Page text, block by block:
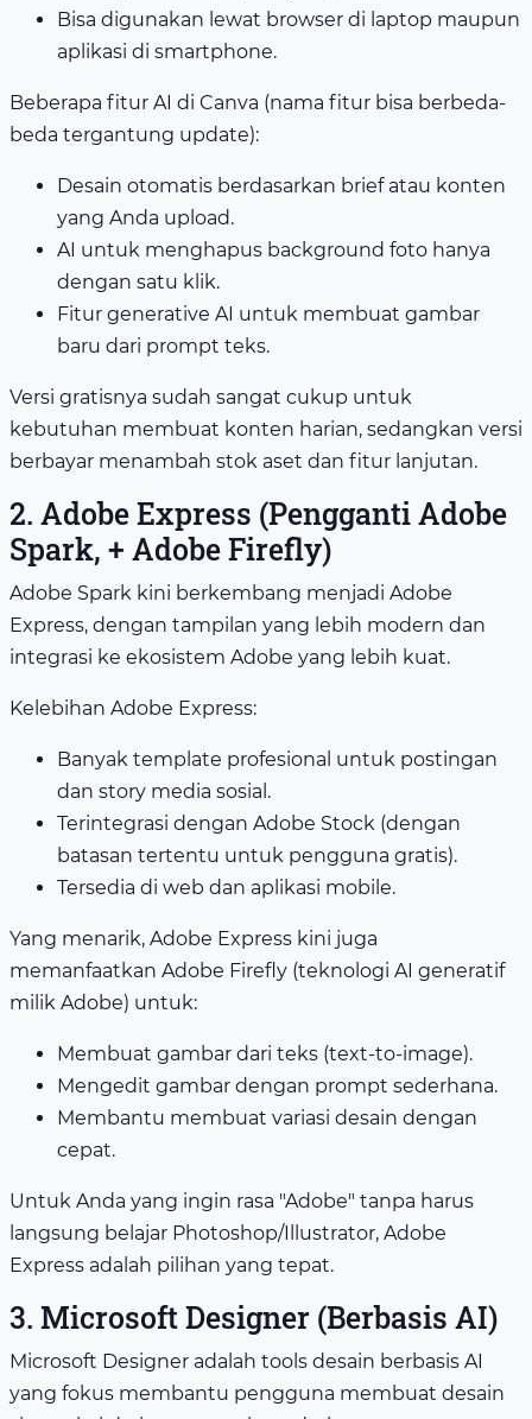
Bisa digunakan lewat browser di laptop maupun
aplikasi di smartphone.
Beberapa fitur AI di Canva (nama fitur bisa berbeda-
beda tergantung update):
Desain otomatis berdasarkan brief atau konten
yang Anda upload.
AI untuk menghapus background foto hanya
dengan satu klik.
Fitur generative AI untuk membuat gambar
baru dari prompt teks.
Versi gratisnya sudah sangat cukup untuk
kebutuhan membuat konten harian, sedangkan versi
berbayar menambah stok aset dan fitur lanjutan.
2. Adobe Express (Pengganti Adobe
Spark, + Adobe Firefly)
Adobe Spark kini berkembang menjadi Adobe
Express, dengan tampilan yang lebih modern dan
integrasi ke ekosistem Adobe yang lebih kuat.
Kelebihan Adobe Express:
Banyak template profesional untuk postingan
dan story media sosial.
Terintegrasi dengan Adobe Stock (dengan
batasan tertentu untuk pengguna gratis).
Tersedia di web dan aplikasi mobile.
Yang menarik, Adobe Express kini juga
memanfaatkan Adobe Firefly (teknologi AI generatif
milik Adobe) untuk:
Membuat gambar dari teks (text-to-image).
Mengedit gambar dengan prompt sederhana.
Membantu membuat variasi desain dengan
cepat.
Untuk Anda yang ingin rasa "Adobe" tanpa harus
langsung belajar Photoshop/Illustrator, Adobe
Express adalah pilihan yang tepat.
3. Microsoft Designer (Berbasis AI)
Microsoft Designer adalah tools desain berbasis AI
yang fokus membantu pengguna membuat desain